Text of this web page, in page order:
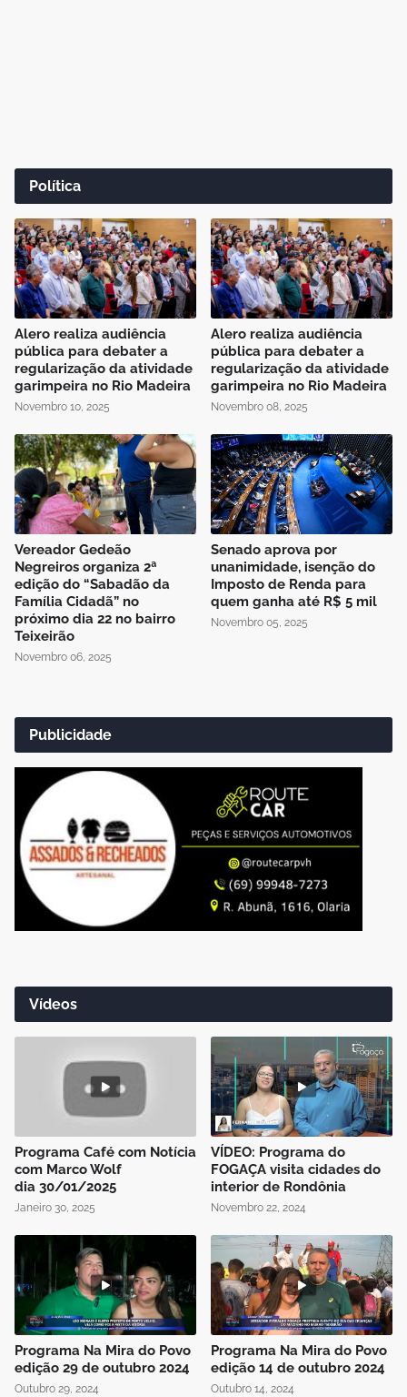
Política
Alero realiza audiência
pública para debater a
regularização da atividade
garimpeira no Rio Madeira
Novembro 10, 2025
Alero realiza audiência
pública para debater a
regularização da atividade
garimpeira no Rio Madeira
Novembro 08, 2025
Vereador Gedeão
Negreiros organiza 2ª
edição do “Sabadão da
Família Cidadã” no
próximo dia 22 no bairro
Teixeirão
Novembro 06, 2025
Senado aprova por
unanimidade, isenção do
Imposto de Renda para
quem ganha até R$ 5 mil
Novembro 05, 2025
Publicidade
Vídeos
Programa Café com Notícia
com Marco Wolf
dia 30/01/2025
Janeiro 30, 2025
VÍDEO: Programa do
FOGAÇA visita cidades do
interior de Rondônia
Novembro 22, 2024
Programa Na Mira do Povo
edição 29 de outubro 2024
Outubro 29, 2024
Programa Na Mira do Povo
edição 14 de outubro 2024
Outubro 14, 2024